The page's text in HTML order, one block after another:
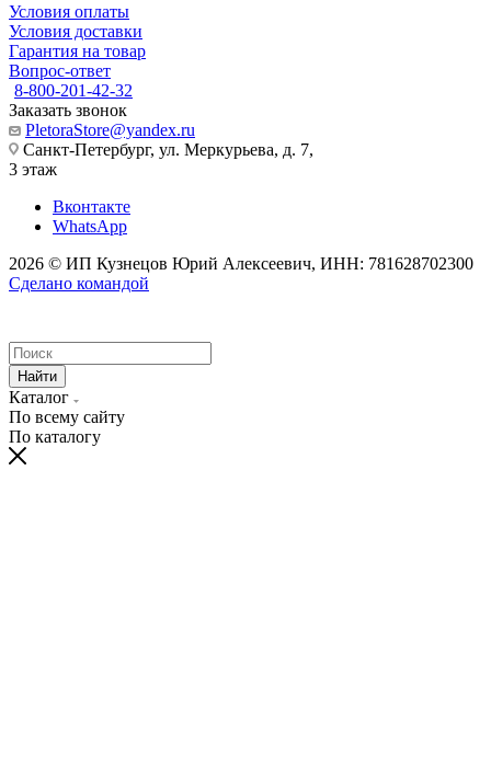
Условия оплаты
Условия доставки
Гарантия на товар
Вопрос-ответ
8-800-201-42-32
Заказать звонок
PletoraStore@yandex.ru
Санкт-Петербург, ул. Меркурьева, д. 7,
3 этаж
Вконтакте
WhatsApp
2026 © ИП Кузнецов Юрий Алексеевич, ИНН: 781628702300
Сделано командой
Найти
Каталог
По всему сайту
По каталогу